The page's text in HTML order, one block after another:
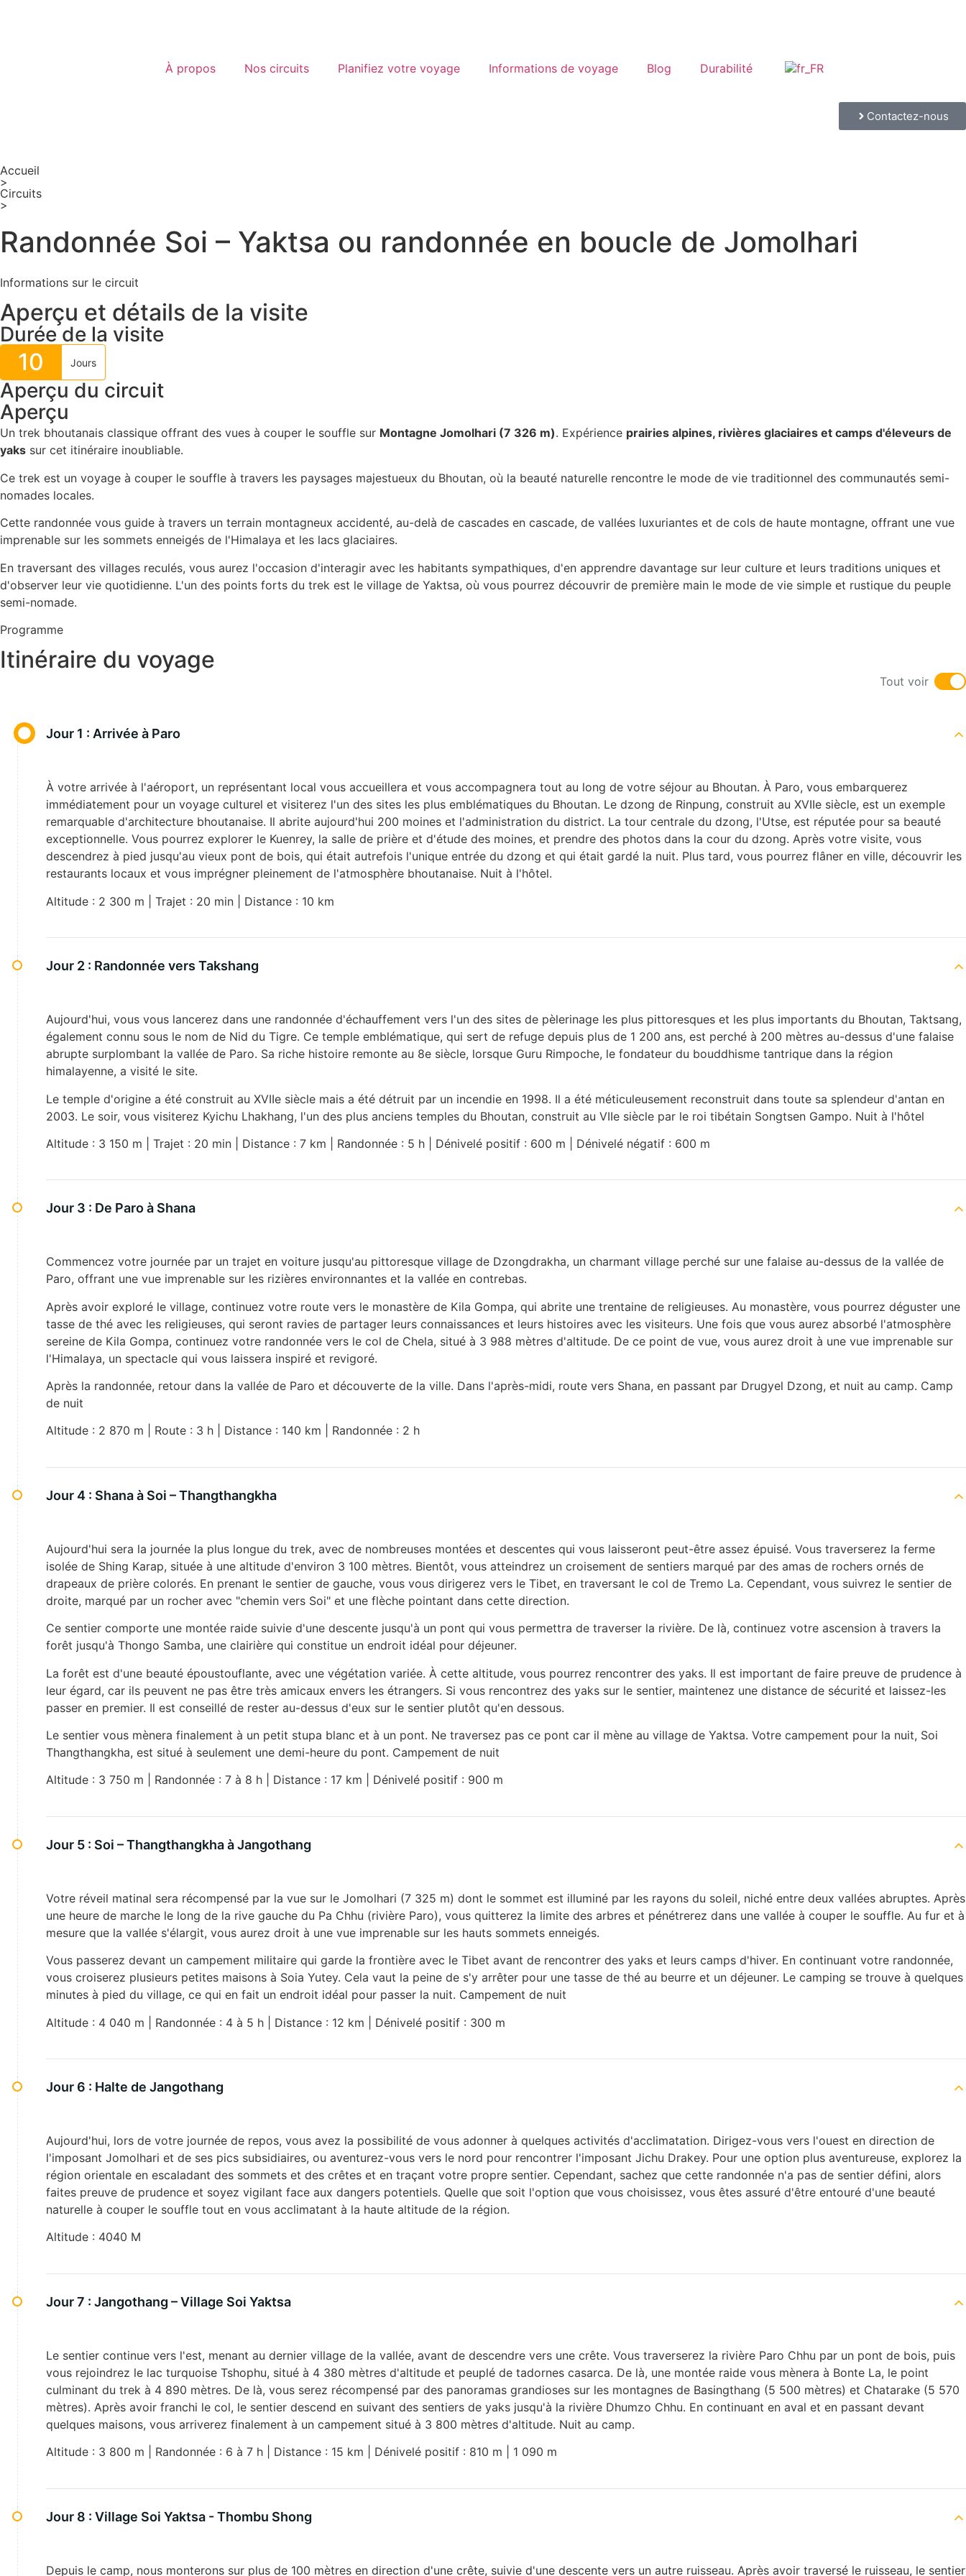
À propos Nos circuits Planifiez votre voyage Informations de voyage Blog Durabilité
Contactez-nous
Accueil
>
Circuits
>
Randonnée Soi – Yaktsa ou randonnée en boucle de Jomolhari
Informations sur le circuit
Aperçu et détails de la visite
Durée de la visite
10 Jours
Aperçu du circuit
Aperçu
Un trek bhoutanais classique offrant des vues à couper le souffle sur Montagne Jomolhari (7 326 m). Expérience prairies alpines, rivières glaciaires et camps d'éleveurs de
yaks sur cet itinéraire inoubliable.
Ce trek est un voyage à couper le souffle à travers les paysages majestueux du Bhoutan, où la beauté naturelle rencontre le mode de vie traditionnel des communautés semi-
nomades locales.
Cette randonnée vous guide à travers un terrain montagneux accidenté, au-delà de cascades en cascade, de vallées luxuriantes et de cols de haute montagne, offrant une vue
imprenable sur les sommets enneigés de l'Himalaya et les lacs glaciaires.
En traversant des villages reculés, vous aurez l'occasion d'interagir avec les habitants sympathiques, d'en apprendre davantage sur leur culture et leurs traditions uniques et
d'observer leur vie quotidienne. L'un des points forts du trek est le village de Yaktsa, où vous pourrez découvrir de première main le mode de vie simple et rustique du peuple
semi-nomade.
Programme
Itinéraire du voyage
Tout voir
Jour 1 : Arrivée à Paro
À votre arrivée à l'aéroport, un représentant local vous accueillera et vous accompagnera tout au long de votre séjour au Bhoutan. À Paro, vous embarquerez
immédiatement pour un voyage culturel et visiterez l'un des sites les plus emblématiques du Bhoutan. Le dzong de Rinpung, construit au XVIIe siècle, est un exemple
remarquable d'architecture bhoutanaise. Il abrite aujourd'hui 200 moines et l'administration du district. La tour centrale du dzong, l'Utse, est réputée pour sa beauté
exceptionnelle. Vous pourrez explorer le Kuenrey, la salle de prière et d'étude des moines, et prendre des photos dans la cour du dzong. Après votre visite, vous
descendrez à pied jusqu'au vieux pont de bois, qui était autrefois l'unique entrée du dzong et qui était gardé la nuit. Plus tard, vous pourrez flâner en ville, découvrir les
restaurants locaux et vous imprégner pleinement de l'atmosphère bhoutanaise. Nuit à l'hôtel.
Altitude : 2 300 m | Trajet : 20 min | Distance : 10 km
Jour 2 : Randonnée vers Takshang
Aujourd'hui, vous vous lancerez dans une randonnée d'échauffement vers l'un des sites de pèlerinage les plus pittoresques et les plus importants du Bhoutan, Taktsang,
également connu sous le nom de Nid du Tigre. Ce temple emblématique, qui sert de refuge depuis plus de 1 200 ans, est perché à 200 mètres au-dessus d'une falaise
abrupte surplombant la vallée de Paro. Sa riche histoire remonte au 8e siècle, lorsque Guru Rimpoche, le fondateur du bouddhisme tantrique dans la région
himalayenne, a visité le site.
Le temple d'origine a été construit au XVIIe siècle mais a été détruit par un incendie en 1998. Il a été méticuleusement reconstruit dans toute sa splendeur d'antan en
2003. Le soir, vous visiterez Kyichu Lhakhang, l'un des plus anciens temples du Bhoutan, construit au VIIe siècle par le roi tibétain Songtsen Gampo. Nuit à l'hôtel
Altitude : 3 150 m | Trajet : 20 min | Distance : 7 km | Randonnée : 5 h | Dénivelé positif : 600 m | Dénivelé négatif : 600 m
Jour 3 : De Paro à Shana
Commencez votre journée par un trajet en voiture jusqu'au pittoresque village de Dzongdrakha, un charmant village perché sur une falaise au-dessus de la vallée de
Paro, offrant une vue imprenable sur les rizières environnantes et la vallée en contrebas.
Après avoir exploré le village, continuez votre route vers le monastère de Kila Gompa, qui abrite une trentaine de religieuses. Au monastère, vous pourrez déguster une
tasse de thé avec les religieuses, qui seront ravies de partager leurs connaissances et leurs histoires avec les visiteurs. Une fois que vous aurez absorbé l'atmosphère
sereine de Kila Gompa, continuez votre randonnée vers le col de Chela, situé à 3 988 mètres d'altitude. De ce point de vue, vous aurez droit à une vue imprenable sur
l'Himalaya, un spectacle qui vous laissera inspiré et revigoré.
Après la randonnée, retour dans la vallée de Paro et découverte de la ville. Dans l'après-midi, route vers Shana, en passant par Drugyel Dzong, et nuit au camp. Camp
de nuit
Altitude : 2 870 m | Route : 3 h | Distance : 140 km | Randonnée : 2 h
Jour 4 : Shana à Soi – Thangthangkha
Aujourd'hui sera la journée la plus longue du trek, avec de nombreuses montées et descentes qui vous laisseront peut-être assez épuisé. Vous traverserez la ferme
isolée de Shing Karap, située à une altitude d'environ 3 100 mètres. Bientôt, vous atteindrez un croisement de sentiers marqué par des amas de rochers ornés de
drapeaux de prière colorés. En prenant le sentier de gauche, vous vous dirigerez vers le Tibet, en traversant le col de Tremo La. Cependant, vous suivrez le sentier de
droite, marqué par un rocher avec "chemin vers Soi" et une flèche pointant dans cette direction.
Ce sentier comporte une montée raide suivie d'une descente jusqu'à un pont qui vous permettra de traverser la rivière. De là, continuez votre ascension à travers la
forêt jusqu'à Thongo Samba, une clairière qui constitue un endroit idéal pour déjeuner.
La forêt est d'une beauté époustouflante, avec une végétation variée. À cette altitude, vous pourrez rencontrer des yaks. Il est important de faire preuve de prudence à
leur égard, car ils peuvent ne pas être très amicaux envers les étrangers. Si vous rencontrez des yaks sur le sentier, maintenez une distance de sécurité et laissez-les
passer en premier. Il est conseillé de rester au-dessus d'eux sur le sentier plutôt qu'en dessous.
Le sentier vous mènera finalement à un petit stupa blanc et à un pont. Ne traversez pas ce pont car il mène au village de Yaktsa. Votre campement pour la nuit, Soi
Thangthangkha, est situé à seulement une demi-heure du pont. Campement de nuit
Altitude : 3 750 m | Randonnée : 7 à 8 h | Distance : 17 km | Dénivelé positif : 900 m
Jour 5 : Soi – Thangthangkha à Jangothang
Votre réveil matinal sera récompensé par la vue sur le Jomolhari (7 325 m) dont le sommet est illuminé par les rayons du soleil, niché entre deux vallées abruptes. Après
une heure de marche le long de la rive gauche du Pa Chhu (rivière Paro), vous quitterez la limite des arbres et pénétrerez dans une vallée à couper le souffle. Au fur et à
mesure que la vallée s'élargit, vous aurez droit à une vue imprenable sur les hauts sommets enneigés.
Vous passerez devant un campement militaire qui garde la frontière avec le Tibet avant de rencontrer des yaks et leurs camps d'hiver. En continuant votre randonnée,
vous croiserez plusieurs petites maisons à Soia Yutey. Cela vaut la peine de s'y arrêter pour une tasse de thé au beurre et un déjeuner. Le camping se trouve à quelques
minutes à pied du village, ce qui en fait un endroit idéal pour passer la nuit. Campement de nuit
Altitude : 4 040 m | Randonnée : 4 à 5 h | Distance : 12 km | Dénivelé positif : 300 m
Jour 6 : Halte de Jangothang
Aujourd'hui, lors de votre journée de repos, vous avez la possibilité de vous adonner à quelques activités d'acclimatation. Dirigez-vous vers l'ouest en direction de
l'imposant Jomolhari et de ses pics subsidiaires, ou aventurez-vous vers le nord pour rencontrer l'imposant Jichu Drakey. Pour une option plus aventureuse, explorez la
région orientale en escaladant des sommets et des crêtes et en traçant votre propre sentier. Cependant, sachez que cette randonnée n'a pas de sentier défini, alors
faites preuve de prudence et soyez vigilant face aux dangers potentiels. Quelle que soit l'option que vous choisissez, vous êtes assuré d'être entouré d'une beauté
naturelle à couper le souffle tout en vous acclimatant à la haute altitude de la région.
Altitude : 4040 M
Jour 7 : Jangothang – Village Soi Yaktsa
Le sentier continue vers l'est, menant au dernier village de la vallée, avant de descendre vers une crête. Vous traverserez la rivière Paro Chhu par un pont de bois, puis
vous rejoindrez le lac turquoise Tshophu, situé à 4 380 mètres d'altitude et peuplé de tadornes casarca. De là, une montée raide vous mènera à Bonte La, le point
culminant du trek à 4 890 mètres. De là, vous serez récompensé par des panoramas grandioses sur les montagnes de Basingthang (5 500 mètres) et Chatarake (5 570
mètres). Après avoir franchi le col, le sentier descend en suivant des sentiers de yaks jusqu'à la rivière Dhumzo Chhu. En continuant en aval et en passant devant
quelques maisons, vous arriverez finalement à un campement situé à 3 800 mètres d'altitude. Nuit au camp.
Altitude : 3 800 m | Randonnée : 6 à 7 h | Distance : 15 km | Dénivelé positif : 810 m | 1 090 m
Jour 8 : Village Soi Yaktsa - Thombu Shong
Depuis le camp, nous monterons sur plus de 100 mètres en direction d'une crête, suivie d'une descente vers un autre ruisseau. Après avoir traversé le ruisseau, le sentier